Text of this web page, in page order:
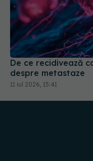
De ce recidivează
despre metastaze
11 iul 2026, 15:41